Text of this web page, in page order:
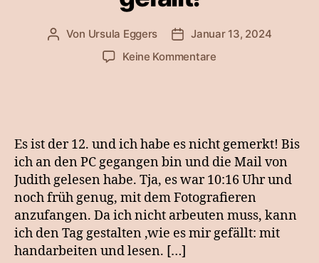
Beitragsautor
Von Ursula Eggers Veröffentlichungsdatum
Januar 13, 2024
Keine Kommentarezu
mir
gefällt!
Es ist der 12. und ich habe es nicht gemerkt! Bis
ich an den PC gegangen bin und die Mail von
Judith gelesen habe. Tja, es war 10:16 Uhr und
noch früh genug, mit dem Fotografieren
anzufangen. Da ich nicht arbeuten muss, kann
ich den Tag gestalten ,wie es mir gefällt: mit
handarbeiten und lesen. […]